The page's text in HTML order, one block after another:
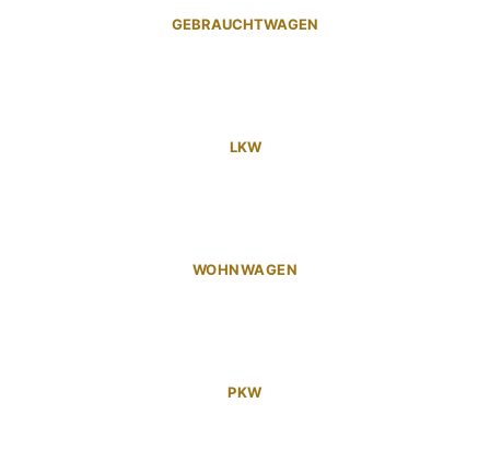
GEBRAUCHTWAGEN
LKW
WOHNWAGEN
PKW